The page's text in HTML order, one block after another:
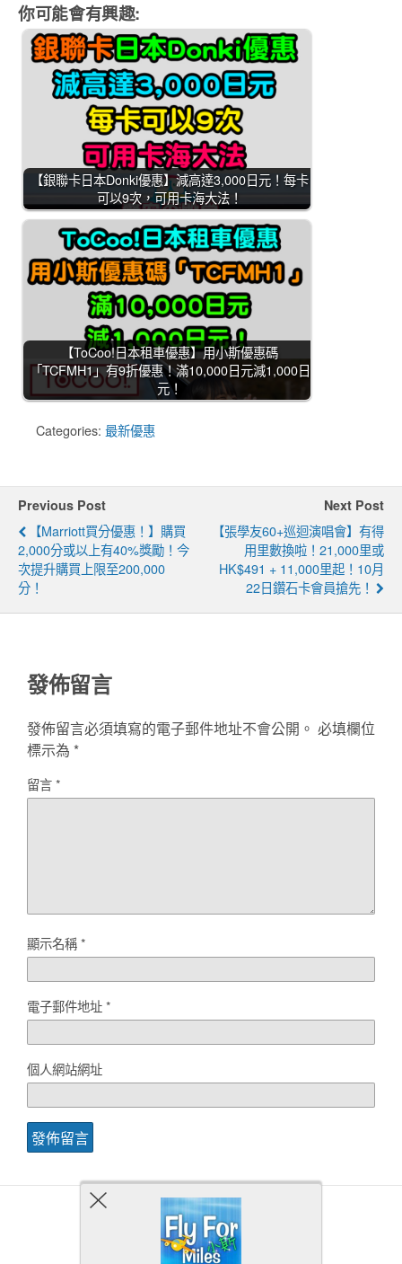
你可能會有興趣:
【銀聯卡日本Donki優惠】減高達3,000日元！每卡
可以9次，可用卡海大法！
【ToCoo!日本租車優惠】用小斯優惠碼
「TCFMH1」有9折優惠！滿10,000日元減1,000日
元！
Categories: 最新優惠
Previous Post
【Marriott買分優惠！】購買
2,000分或以上有40%獎勵！今
次提升購買上限至200,000
分！
Next Post
【張學友60+巡迴演唱會】有得
用里數換啦！21,000里或
HK$491 + 11,000里起！10月
22日鑽石卡會員搶先！
發佈留言
發佈留言必須填寫的電子郵件地址不會公開。 必填欄位
標示為 *
留言*
顯示名稱*
電子郵件地址*
個人網站網址
Back to top